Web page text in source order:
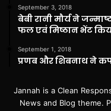
September 3, 2018
बेबी रानी मौर्य ने
फल एवं मिष्ठान भेंट
September 1, 2018
प्रणब और शिबनाथ ने
Jannah is a Clean
News and Blog theme.